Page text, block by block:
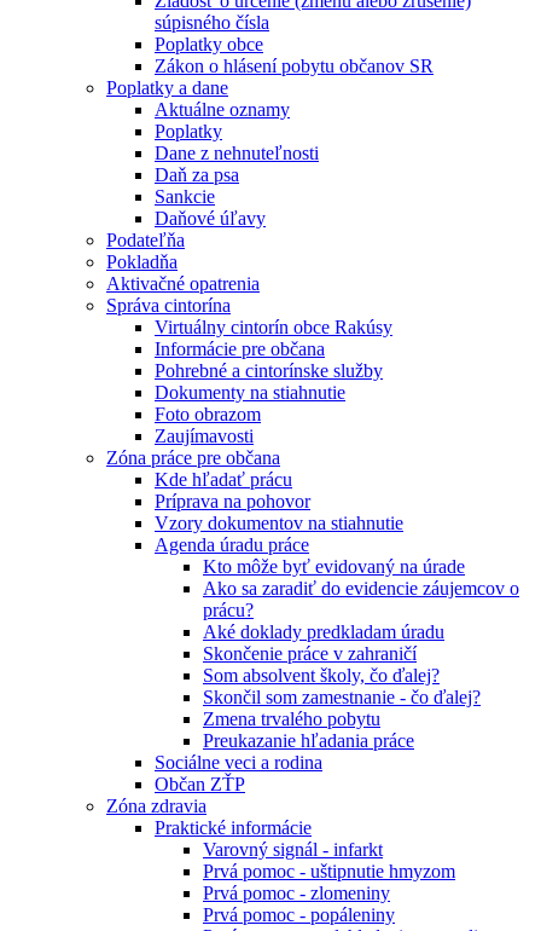
súpisného čísla
Poplatky obce
Zákon o hlásení pobytu občanov SR
Poplatky a dane
Aktuálne oznamy
Poplatky
Dane z nehnuteľnosti
Daň za psa
Sankcie
Daňové úľavy
Podateľňa
Pokladňa
Aktivačné opatrenia
Správa cintorína
Virtuálny cintorín obce Rakúsy
Informácie pre občana
Pohrebné a cintorínske služby
Dokumenty na stiahnutie
Foto obrazom
Zaujímavosti
Zóna práce pre občana
Kde hľadať prácu
Príprava na pohovor
Vzory dokumentov na stiahnutie
Agenda úradu práce
Kto môže byť evidovaný na úrade
Ako sa zaradiť do evidencie záujemcov o
prácu?
Aké doklady predkladam úradu
Skončenie práce v zahraničí
Som absolvent školy, čo ďalej?
Skončil som zamestnanie - čo ďalej?
Zmena trvalého pobytu
Preukazanie hľadania práce
Sociálne veci a rodina
Občan ZŤP
Zóna zdravia
Praktické informácie
Varovný signál - infarkt
Prvá pomoc - uštipnutie hmyzom
Prvá pomoc - zlomeniny
Prvá pomoc - popáleniny